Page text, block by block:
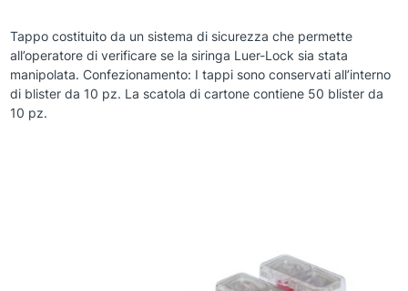
Tappo costituito da un sistema di sicurezza che permette
all’operatore di verificare se la siringa Luer-Lock sia stata
manipolata. Confezionamento: I tappi sono conservati all’interno
di blister da 10 pz. La scatola di cartone contiene 50 blister da
10 pz.